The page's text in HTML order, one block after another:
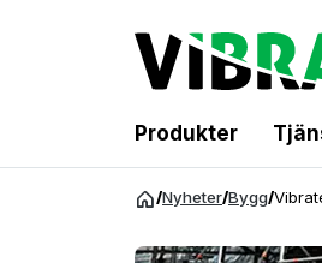
Produkter
/Nyheter/Bygg/